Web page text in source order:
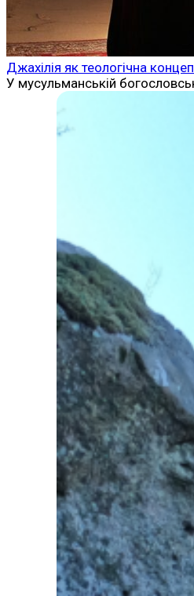
Джахілія як теологічна
У мусульманській